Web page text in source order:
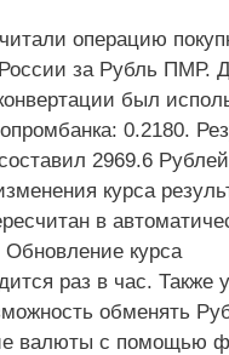
операцию
за Рубль ПМР.
был
0.2180.
2969.6
курса
в
курса
раз в час. Также
обменять
валюты с помощью